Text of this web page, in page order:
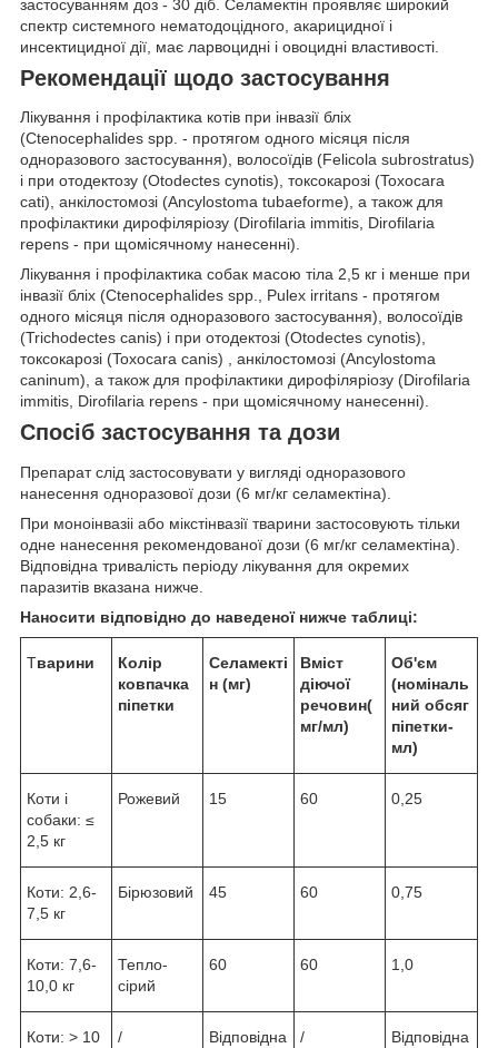
застосуванням доз - 30 діб. Селамектін проявляє широкий
спектр системного нематодоцідного, акарицидної і
инсектицидної дії, має ларвоцидні і овоцидні властивості.
Рекомендації щодо застосування
Лікування і профілактика котів при інвазії бліх
(Ctenocephalides spp. - протягом одного місяця після
одноразового застосування), волосоїдів (Felicola subrostratus)
і при отодектозу (Otodectеs cynotis), токсокарозі (Toxocara
cati), анкілостомозі (Ancylostoma tubaeforme), а також для
профілактики дирофіляріозу (Dirofilariа іmmitis, Dirofilaria
repens - при щомісячному нанесенні).
Лікування і профілактика собак масою тіла 2,5 кг і менше при
інвазії бліх (Ctenocephalides spp., Pulex irritans - протягом
одного місяця після одноразового застосування), волосоїдів
(Trichodectes canis) і при отодектозі (Otodectеs сynotis),
токсокарозі (Toxocarа canis) , анкілостомозі (Ancylostoma
caninum), а також для профілактики дирофіляріозу (Dirofilariа
іmmitis, Dirofilaria repens - при щомісячному нанесенні).
Спосіб застосування та дози
Препарат слід застосовувати у вигляді одноразового
нанесення одноразової дози (6 мг/кг селамектіна).
При моноінвазіі або мікстінвазії тварини застосовують тільки
одне нанесення рекомендованої дози (6 мг/кг селамектіна).
Відповідна тривалість періоду лікування для окремих
паразитів вказана нижче.
Наносити відповідно до наведеної нижче таблиці:
Тварини
Колір
ковпачка
піпетки
Селамекті
н (мг)
Вміст
діючої
речовин(
мг/мл)
Об'єм
(номіналь
ний обсяг
піпетки-
мл)
Коти і
собаки: ≤
2,5 кг
Рожевий 15 60 0,25
Коти: 2,6-
7,5 кг
Бірюзовий 45 60 0,75
Коти: 7,6-
10,0 кг
Тепло-
сірий
60 60 1,0
Коти: > 10
/
Відповідна
/
Відповідна